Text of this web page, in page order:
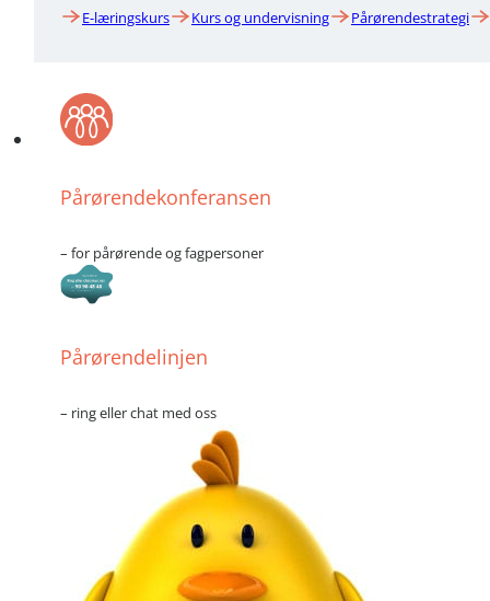
E-læringskurs Kurs og undervisning Pårørendestrategi
Pårørendekonferansen
– for pårørende og fagpersoner
Pårørendelinjen
– ring eller chat med oss